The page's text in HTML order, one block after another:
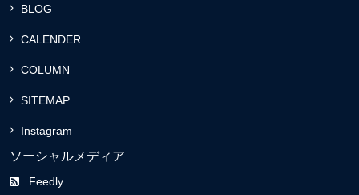
BLOG
CALENDER
COLUMN
SITEMAP
Instagram
ソーシャルメディア
Feedly